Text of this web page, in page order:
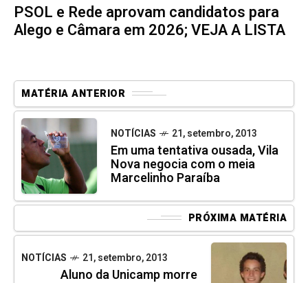
PSOL e Rede aprovam candidatos para
Alego e Câmara em 2026; VEJA A LISTA
MATÉRIA ANTERIOR
NOTÍCIAS 21, setembro, 2013
Em uma tentativa ousada, Vila
Nova negocia com o meia
Marcelinho Paraíba
PRÓXIMA MATÉRIA
NOTÍCIAS 21, setembro, 2013
Aluno da Unicamp morre